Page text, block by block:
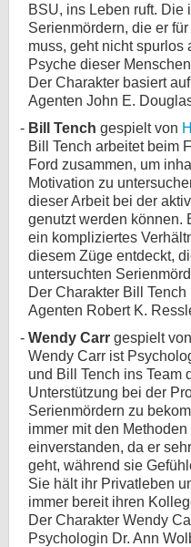
BSU, ins Leben ruft. Die
Serienmördern, die er
muss, geht nicht spurlos
Psyche dieser
Der Charakter basiert
Agenten John E.
Bill Tench gespielt von
Bill Tench arbeitet beim
Ford zusammen, um
Motivation zu
dieser Arbeit bei der
genutzt werden können.
ein kompliziertes
diesem Züge entdeckt,
untersuchten
Der Charakter Bill
Agenten Robert K.
Wendy Carr gespielt von
Wendy Carr ist
und Bill Tench ins Team
Unterstützung bei der
Serienmördern zu
immer mit den
einverstanden, da er
geht, während sie
Sie hält ihr Privatleben
immer bereit ihren
Der Charakter Wendy
Psychologin Dr. Ann